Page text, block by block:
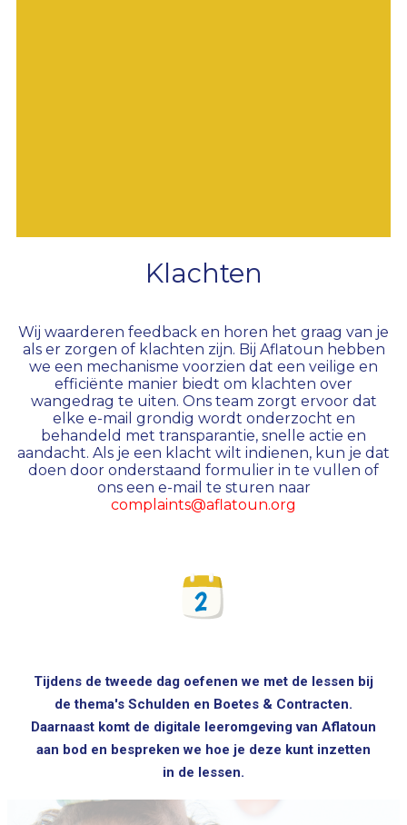
Klachten
Wij waarderen feedback en horen het graag van je
als er zorgen of klachten zijn. Bij Aflatoun hebben
we een mechanisme voorzien dat een veilige en
efficiënte manier biedt om klachten over
wangedrag te uiten. Ons team zorgt ervoor dat
elke e-mail grondig wordt onderzocht en
behandeld met transparantie, snelle actie en
aandacht. Als je een klacht wilt indienen, kun je dat
doen door onderstaand formulier in te vullen of
ons een e-mail te sturen naar
complaints@aflatoun.org
Tijdens de tweede dag oefenen we met de lessen bij
de thema's Schulden en Boetes & Contracten.
Daarnaast komt de digitale leeromgeving van Aflatoun
aan bod en bespreken we hoe je deze kunt inzetten
in de lessen.